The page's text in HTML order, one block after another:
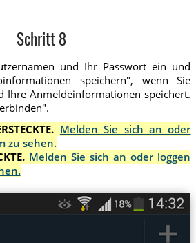
Schritt 8
und Ihr Passwort ein und
speichern", wenn Sie
Ihre Anmeldeinformationen speichert.
Melden Sie sich an oder
zu sehen.
Melden Sie sich an oder loggen